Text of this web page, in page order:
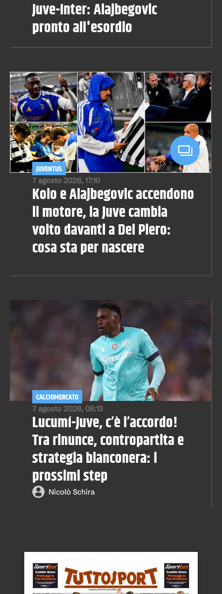
Juve-Inter: Alajbegovic
pronto all'esordio
7 agosto 2026, 17:10
JUVENTUS
Kolo e Alajbegovic accendono
il motore, la Juve cambia
volto davanti a Del Piero:
cosa sta per nascere
7 agosto 2026, 08:13
CALCIOMERCATO
Lucumí-Juve, c’è l’accordo!
Tra rinunce, contropartita e
strategia bianconera: i
prossimi step
Nicolò Schira